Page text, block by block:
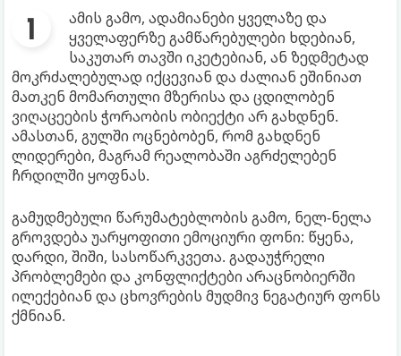
ამის გამო, ადამიანები ყველაზე და
ყველაფერზე გამწარებულები ხდებიან,
საკუთარ თავში იკეტებიან, ან ზედმეტად
მოკრძალებულად იქცევიან და ძალიან ეშინიათ
მათკენ მომართული მზერისა და ცდილობენ
ვიღაცეების ჭორაობის ობიექტი არ გახდნენ.
ამასთან, გულში ოცნებობენ, რომ გახდნენ
ლიდერები, მაგრამ რეალობაში აგრძელებენ
ჩრდილში ყოფნას.
გამუდმებული წარუმატებლობის გამო, ნელ-ნელა
გროვდება უარყოფითი ემოციური ფონი: წყენა,
დარდი, შიში, სასოწარკვეთა. გადაუჭრელი
პრობლემები და კონფლიქტები არაცნობიერში
ილექებიან და ცხოვრების მუდმივ ნეგატიურ ფონს
ქმნიან.